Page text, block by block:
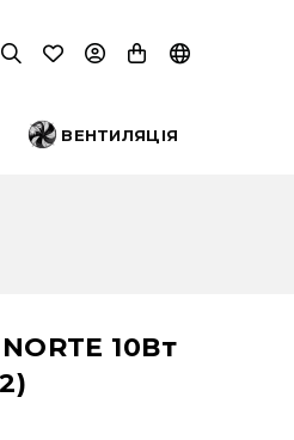
ВЕНТИЛЯЦІЯ
10Вт